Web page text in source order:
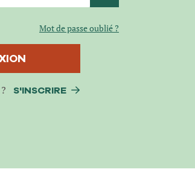
Mot de passe oublié ?
S'INSCRIRE